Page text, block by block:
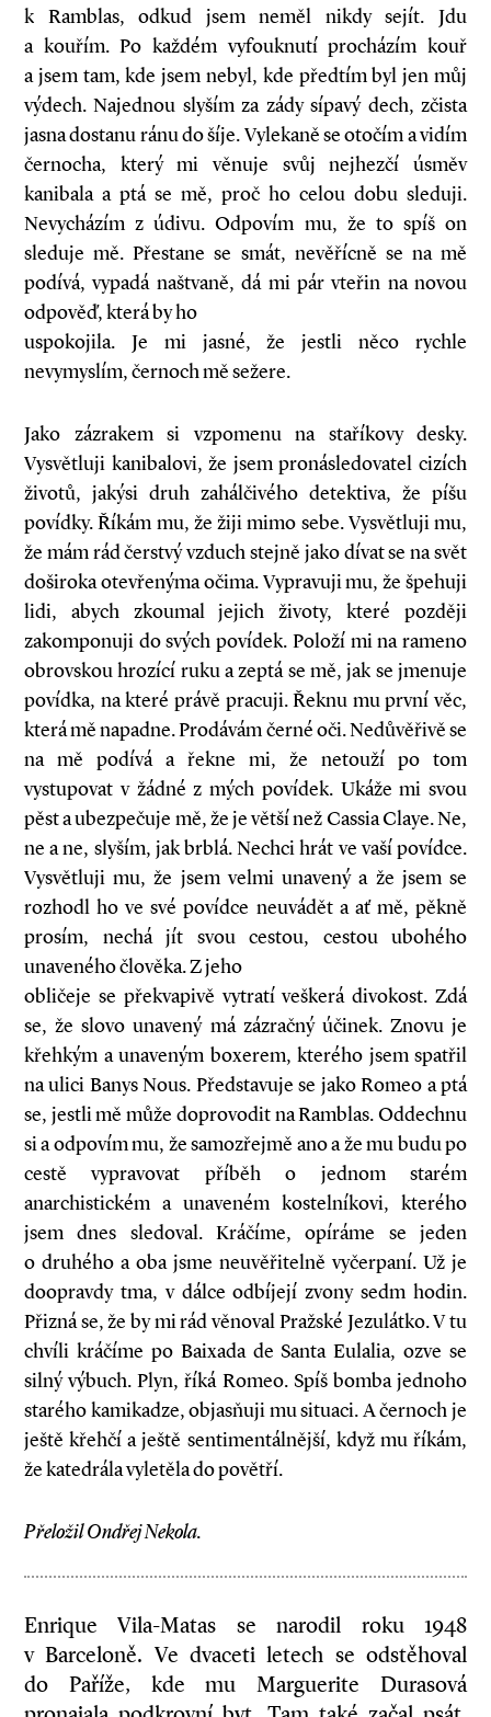
k Ramblas, odkud jsem neměl nikdy sejít. Jdu
a kouřím. Po každém vyfouknutí procházím kouř
a jsem tam, kde jsem nebyl, kde předtím byl jen můj
výdech. Najednou slyším za zády sípavý dech, zčista
jasna dostanu ránu do šíje. Vylekaně se otočím a vidím
černocha, který mi věnuje svůj nejhezčí úsměv
kanibala a ptá se mě, proč ho celou dobu sleduji.
Nevycházím z údivu. Odpovím mu, že to spíš on
sleduje mě. Přestane se smát, nevěřícně se na mě
podívá, vypadá naštvaně, dá mi pár vteřin na novou
odpověď, která by ho
uspokojila. Je mi jasné, že jestli něco rychle
nevymyslím, černoch mě sežere.
Jako zázrakem si vzpomenu na staříkovy desky.
Vysvětluji kanibalovi, že jsem pronásledovatel cizích
životů, jakýsi druh zahálčivého detektiva, že píšu
povídky. Říkám mu, že žiji mimo sebe. Vysvětluji mu,
že mám rád čerstvý vzduch stejně jako dívat se na svět
doširoka otevřenýma očima. Vypravuji mu, že špehuji
lidi, abych zkoumal jejich životy, které později
zakomponuji do svých povídek. Položí mi na rameno
obrovskou hrozící ruku a zeptá se mě, jak se jmenuje
povídka, na které právě pracuji. Řeknu mu první věc,
která mě napadne. Prodávám černé oči. Nedůvěřivě se
na mě podívá a řekne mi, že netouží po tom
vystupovat v žádné z mých povídek. Ukáže mi svou
pěst a ubezpečuje mě, že je větší než Cassia Claye. Ne,
ne a ne, slyším, jak brblá. Nechci hrát ve vaší povídce.
Vysvětluji mu, že jsem velmi unavený a že jsem se
rozhodl ho ve své povídce neuvádět a ať mě, pěkně
prosím, nechá jít svou cestou, cestou ubohého
unaveného člověka. Z jeho
obličeje se překvapivě vytratí veškerá divokost. Zdá
se, že slovo unavený má zázračný účinek. Znovu je
křehkým a unaveným boxerem, kterého jsem spatřil
na ulici Banys Nous. Představuje se jako Romeo a ptá
se, jestli mě může doprovodit na Ramblas. Oddechnu
si a odpovím mu, že samozřejmě ano a že mu budu po
cestě vypravovat příběh o jednom starém
anarchistickém a unaveném kostelníkovi, kterého
jsem dnes sledoval. Kráčíme, opíráme se jeden
o druhého a oba jsme neuvěřitelně vyčerpaní. Už je
doopravdy tma, v dálce odbíjejí zvony sedm hodin.
Přizná se, že by mi rád věnoval Pražské Jezulátko. V tu
chvíli kráčíme po Baixada de Santa Eulalia, ozve se
silný výbuch. Plyn, říká Romeo. Spíš bomba jednoho
starého kamikadze, objasňuji mu situaci. A černoch je
ještě křehčí a ještě sentimentálnější, když mu říkám,
že katedrála vyletěla do povětří.
Přeložil Ondřej Nekola.
Enrique Vila-Matas se narodil roku 1948
v Barceloně. Ve dvaceti letech se odstěhoval
do Paříže, kde mu Marguerite Durasová